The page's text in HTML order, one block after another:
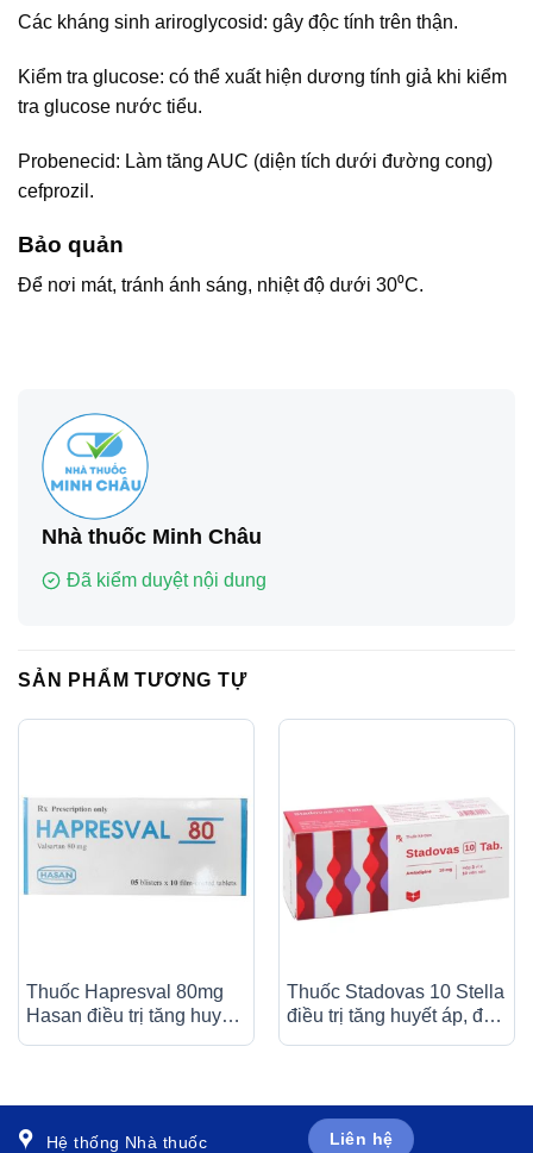
Các kháng sinh ariroglycosid: gây độc tính trên thận.
Kiểm tra glucose: có thể xuất hiện dương tính giả khi kiểm
tra glucose nước tiểu.
Probenecid: Làm tăng AUC (diện tích dưới đường cong)
cefprozil.
Bảo quản
Để nơi mát, tránh ánh sáng, nhiệt độ dưới 30⁰C.
Nhà thuốc Minh Châu
Đã kiểm duyệt nội dung
SẢN PHẨM TƯƠNG TỰ
Thuốc Hapresval 80mg
Hasan điều trị tăng huyết
Thuốc Stadovas 10 Stella
điều trị tăng huyết áp, đau
Hệ thống Nhà thuốc Liên hệ